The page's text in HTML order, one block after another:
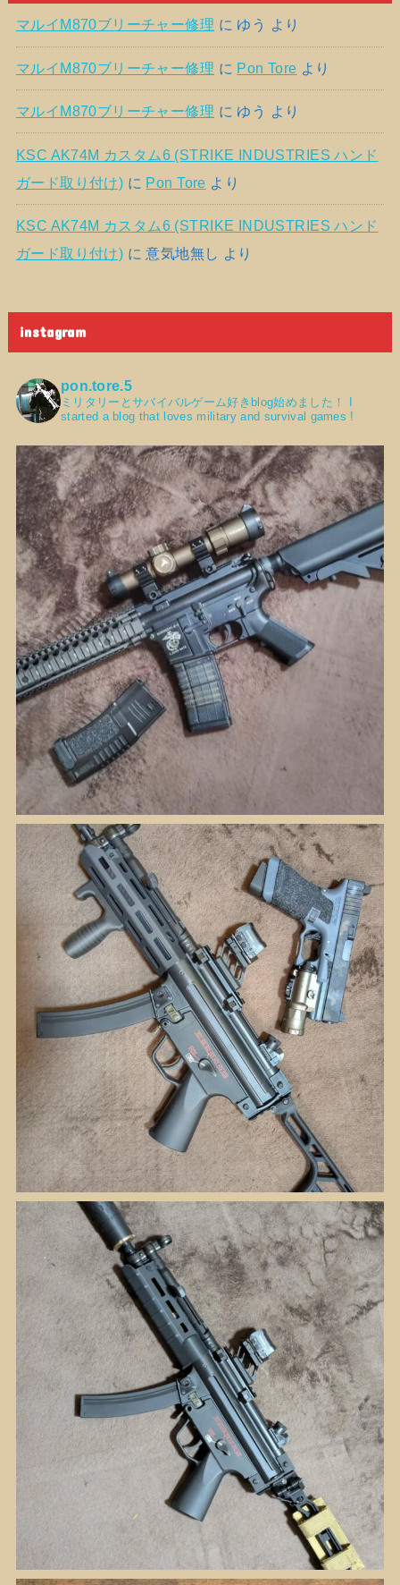
マルイM870ブリーチャー修理 に ゆう より
マルイM870ブリーチャー修理 に Pon Tore より
マルイM870ブリーチャー修理 に ゆう より
KSC AK74M カスタム6 (STRIKE INDUSTRIES ハンド
ガード取り付け) に Pon Tore より
KSC AK74M カスタム6 (STRIKE INDUSTRIES ハンド
ガード取り付け) に意気地無し より
instagram
pon.tore.5
ミリタリーとサバイバルゲーム好きblog始めました！
started a blog that loves military and survival games !